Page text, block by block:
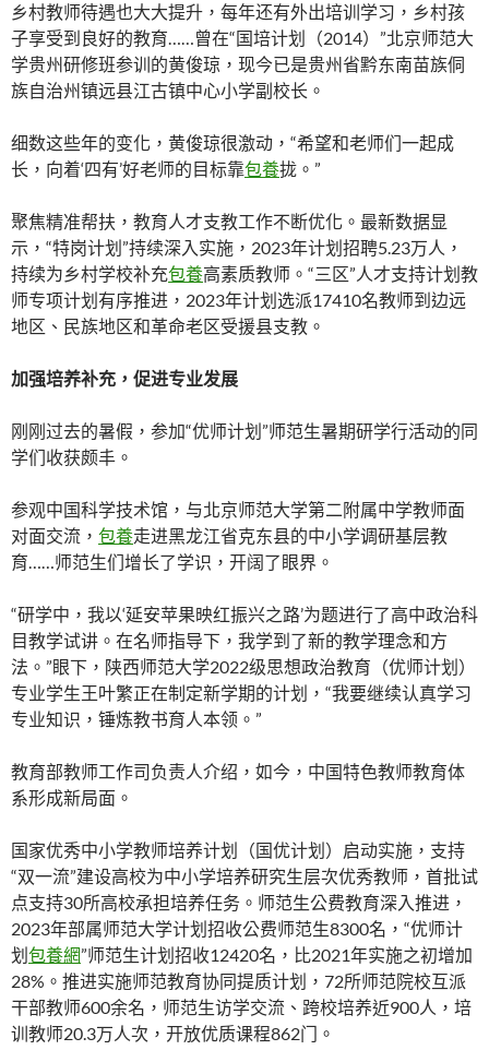
乡村教师待遇也大大提升，每年还有外出培训学习，乡村孩
子享受到良好的教育……曾在“国培计划（2014）”北京师范大
学贵州研修班参训的黄俊琼，现今已是贵州省黔东南苗族侗
族自治州镇远县江古镇中心小学副校长。
细数这些年的变化，黄俊琼很激动，“希望和老师们一起成
长，向着‘四有’好老师的目标靠包養拢。”
聚焦精准帮扶，教育人才支教工作不断优化。最新数据显
示，“特岗计划”持续深入实施，2023年计划招聘5.23万人，
持续为乡村学校补充包養高素质教师。“三区”人才支持计划教
师专项计划有序推进，2023年计划选派17410名教师到边远
地区、民族地区和革命老区受援县支教。
加强培养补充，促进专业发展
刚刚过去的暑假，参加“优师计划”师范生暑期研学行活动的同
学们收获颇丰。
参观中国科学技术馆，与北京师范大学第二附属中学教师面
对面交流， 包養走进黑龙江省克东县的中小学调研基层教
育……师范生们增长了学识，开阔了眼界。
“研学中，我以‘延安苹果映红振兴之路’为题进行了高中政治科
目教学试讲。在名师指导下，我学到了新的教学理念和方
法。”眼下，陕西师范大学2022级思想政治教育（优师计划）
专业学生王叶繁正在制定新学期的计划，“我要继续认真学习
专业知识，锤炼教书育人本领。”
教育部教师工作司负责人介绍，如今，中国特色教师教育体
系形成新局面。
国家优秀中小学教师培养计划（国优计划）启动实施，支持
“双一流”建设高校为中小学培养研究生层次优秀教师，首批试
点支持30所高校承担培养任务。师范生公费教育深入推进，
2023年部属师范大学计划招收公费师范生8300名，“优师计
划包養網”师范生计划招收12420名，比2021年实施之初增加
28%。推进实施师范教育协同提质计划，72所师范院校互派
干部教师600余名，师范生访学交流、跨校培养近900人，培
训教师20.3万人次，开放优质课程862门。